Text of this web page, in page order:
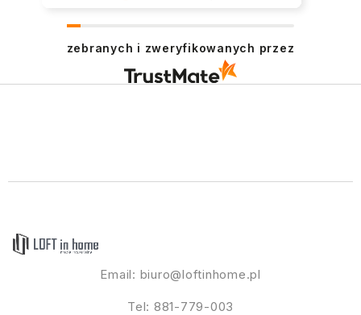
zebranych i zweryfikowanych przez
Email: biuro@loftinhome.pl
Tel: 881-779-003